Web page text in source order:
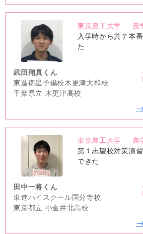
no
image
東京農工大学
農
入学時から共テ本
た
武田翔真くん
東進衛星予備校木更津大和校
千葉県立 木更津高校
no
image
東京農工大学
農
第１志望校対策演
できた
田中一将くん
東進ハイスクール国分寺校
東京都立 小金井北高校